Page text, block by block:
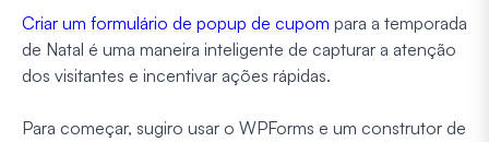
Criar um formulário de popup de cupom para a temporada
de Natal é uma maneira inteligente de capturar a atenção
dos visitantes e incentivar ações rápidas.
Para começar, sugiro usar o WPForms e um construtor de